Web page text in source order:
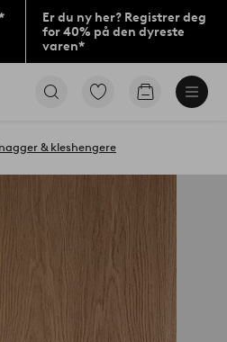
Er du ny her? Registrer deg
for 40% på den dyreste
varen*
Gå
produkter
Gå
& kleshengere